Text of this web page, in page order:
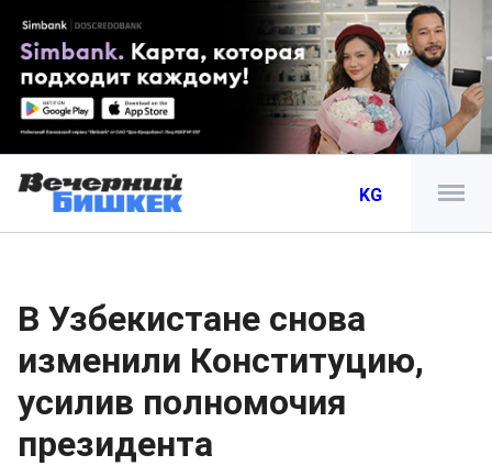
KG
В Узбекистане снова
изменили Конституцию,
усилив полномочия
президента